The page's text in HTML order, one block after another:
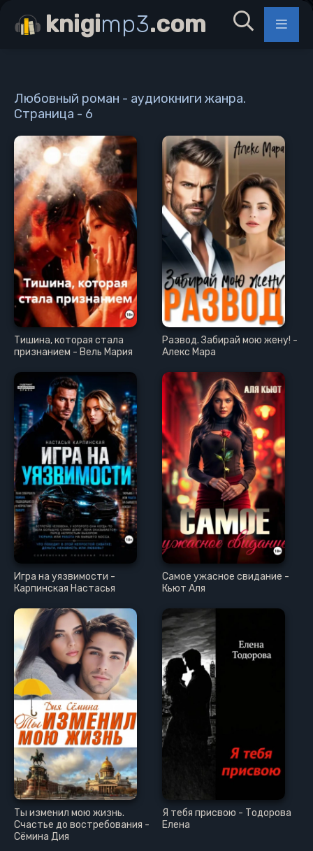
Любовный роман - аудиокниги жанра.
Страница - 6
Тишина, которая стала
признанием - Вель Мария
Развод. Забирай мою жену! -
Алекс Мара
Игра на уязвимости -
Карпинская Настасья
Самое ужасное свидание -
Кьют Аля
Ты изменил мою жизнь.
Счастье до востребования -
Сёмина Дия
Я тебя присвою - Тодорова
Елена
knigimp3.com